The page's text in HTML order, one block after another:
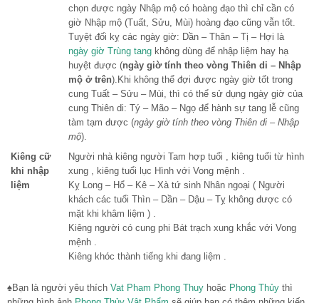
chọn được ngày Nhập mộ có hoàng đạo thì chỉ cần có
giờ Nhập mộ (Tuất, Sửu, Mùi) hoàng đạo cũng vẫn tốt.
Tuyệt đối kỵ các ngày giờ: Dần – Thân – Tị – Hợi là
ngày giờ Trùng tang không dùng để nhập liệm hay hạ
huyệt được (ngày giờ tính theo vòng Thiên di – Nhập
mộ ở trên).Khi không thể đợi được ngày giờ tốt trong
cung Tuất – Sửu – Mùi, thì có thể sử dụng ngày giờ của
cung Thiên di: Tý – Mão – Ngọ để hành sự tang lễ cũng
tàm tạm được (ngày giờ tính theo vòng Thiên di – Nhập
mộ).
Kiêng cữ
khi nhập
liệm
Người nhà kiêng người Tam hợp tuổi , kiêng tuổi từ hình
xung , kiêng tuổi lục Hình với Vong mệnh .
Kỵ Long – Hổ – Kê – Xà tứ sinh Nhân ngoại ( Người
khách các tuổi Thìn – Dần – Dậu – Tỵ không được có
mặt khi khâm liệm ) .
Kiêng người có cung phi Bát trạch xung khắc với Vong
mệnh .
Kiêng khóc thành tiếng khi đang liệm .
♠Bạn là người yêu thích Vat Pham Phong Thuy hoặc Phong Thủy thì